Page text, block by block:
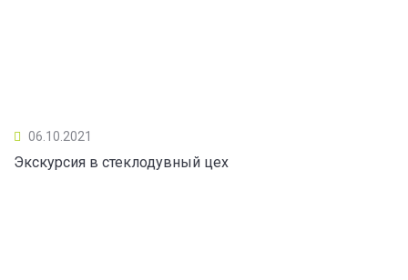
06.10.2021
Экскурсия в стеклодувный цех